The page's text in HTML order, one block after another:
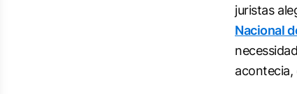
juristas
Nacional
acontecia,